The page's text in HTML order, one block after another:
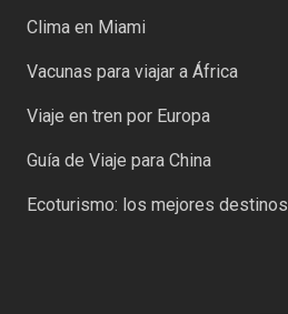
Clima en Miami
Vacunas para viajar a África
Viaje en tren por Europa
Guía de Viaje para China
Ecoturismo: los mejores destinos